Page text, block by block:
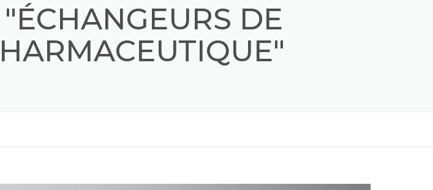
RÉSERVOIRS VERTICAUX EN
ACIER INOXYDABLE |
RÉSERVOIRS D’EAU VERTICAUX
ACIER INOXYDABLE
VIDÉO
GALERIE DE RÉSERVOIRS EN
ACIER INOXYDABLE ET DE
TÜRKÇE
DE